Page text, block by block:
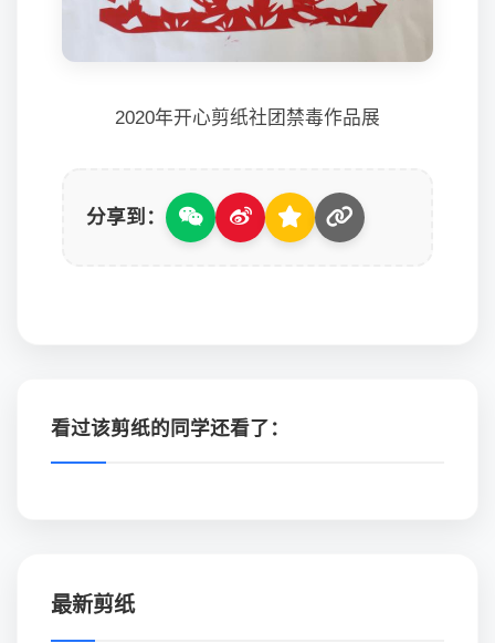
2020年开心剪纸社团禁毒作品展
分享到：
看过该剪纸的同学还看了：
最新剪纸